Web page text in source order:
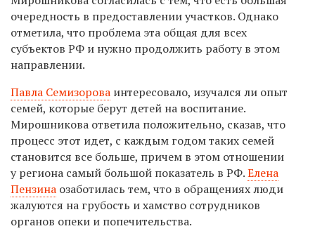
очередность в предоставлении участков. Однако
отметила, что проблема эта общая для всех
субъектов РФ и нужно продолжить работу в этом
направлении.
Павла Семизорова интересовало, изучался ли опыт
семей, которые берут детей на воспитание.
Мирошникова ответила положительно, сказав, что
процесс этот идет, с каждым годом таких семей
становится все больше, причем в этом отношении
у региона самый большой показатель в РФ.Елена
Пензина озаботилась тем, что в обращениях люди
жалуются на грубость и хамство сотрудников
органов опеки и попечительства.